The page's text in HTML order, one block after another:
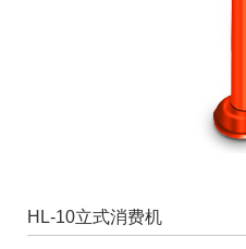
HL-10立式消费机